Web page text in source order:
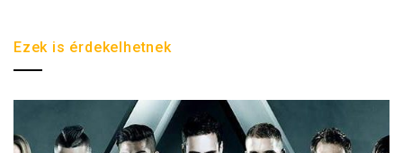
Ezek is érdekelhetnek